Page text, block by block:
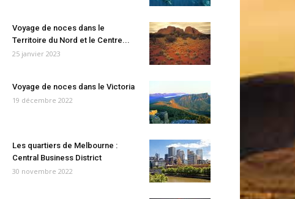
Voyage de noces dans le
Territoire du Nord et le Centre...
25 janvier 2023
Voyage de noces dans le Victoria
19 décembre 2022
Les quartiers de Melbourne :
Central Business District
30 novembre 2022